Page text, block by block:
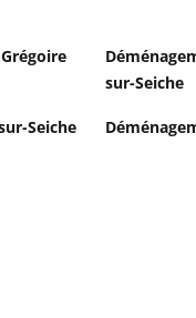
sur-Seiche
Seiche